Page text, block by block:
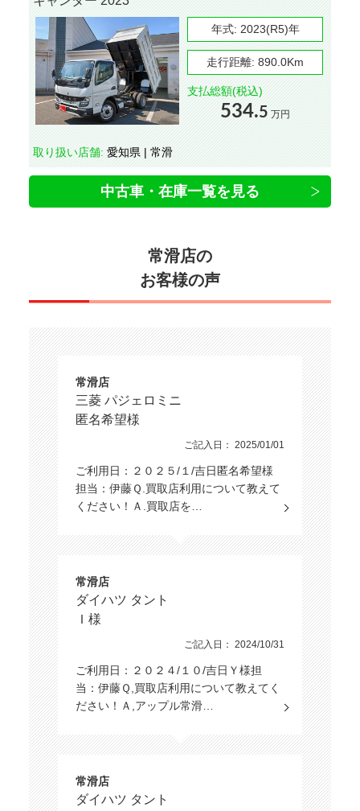
年式: 2023(R5)年
走行距離: 890.0Km
支払総額(税込)
534.5 万円
取り扱い店舗: 愛知県 | 常滑
中古車・在庫一覧を見る
常滑店の
お客様の声
常滑店
三菱 パジェロミニ
匿名希望様
ご記入日： 2025/01/01
ご利用日：２０２５/１/吉日匿名希望様
担当：伊藤Ｑ.買取店利用について教えて
ください！Ａ.買取店を…
常滑店
ダイハツ タント
Ｉ様
ご記入日： 2024/10/31
ご利用日：２０２４/１０/吉日Ｙ様担
当：伊藤Ｑ,買取店利用について教えてく
ださい！Ａ,アップル常滑…
常滑店
ダイハツ タント